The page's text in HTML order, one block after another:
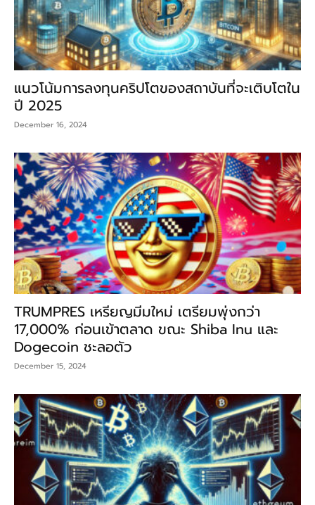
แนวโน้มการลงทุนคริปโตของสถาบันที่จะเติบโตใน
ปี 2025
December 16, 2024
TRUMPRES เหรียญมีมใหม่ เตรียมพุ่งกว่า
17,000% ก่อนเข้าตลาด ขณะ Shiba Inu และ
Dogecoin ชะลอตัว
December 15, 2024